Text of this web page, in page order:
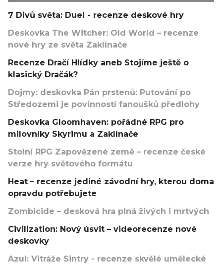
7 Divů světa: Duel - recenze deskové hry
Deskovka The Witcher: Old World – recenze
nové hry ze světa Zaklínače
Recenze Dračí Hlídky aneb Stojíme ještě o
klasický Dračák?
Dojmy: deskovka Pán prstenů: Putování po
Středozemi je povinností fanoušků předlohy
Deskovka Gloomhaven: pořádné RPG pro
milovníky Skyrimu a Zaklínače
Stolní RPG Zapovězené země – recenze české
verze hry světového formátu
Heat – recenze jediné závodní hry, kterou doma
opravdu potřebujete
Zombicide – desková hra plná živých i mrtvých
Civilization: Nový úsvit – videorecenze nové
deskovky
Azul: Vitráže Sintry - recenze skvělé umělecké